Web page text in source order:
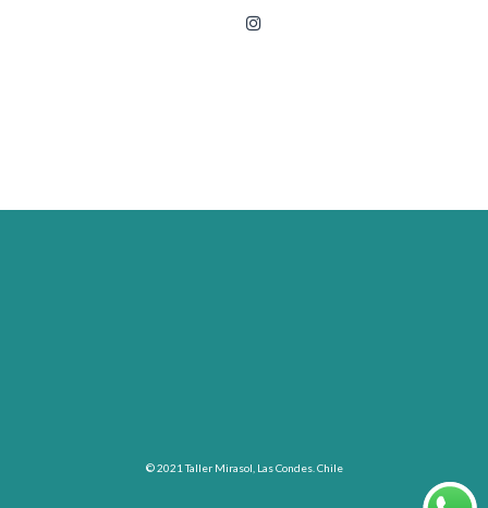
© 2021 Taller Mirasol, Las Condes. Chile